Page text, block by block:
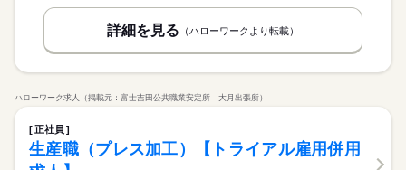
詳細を見る （ハローワークより転載）
ハローワーク求人（掲載元：富士吉田公共職業安定所 大月出張所）
正社員
生産職（プレス加工）【トライアル雇用併用